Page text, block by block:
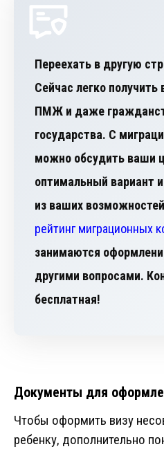
Переехать в другую
Сейчас легко
ПМЖ и даже
государства. С
можно обсудить ваши
оптимальный вариант
рейтинг миграционных
занимаются
другими вопросами.
бесплатная!
Документы для
Чтобы оформить визу
ребенку, дополнительно